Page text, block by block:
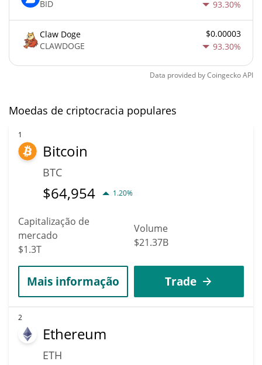
BID 93.30%
Claw Doge
CLAWDOGE
$0.00003
93.30%
Data provided byCoingeckoAPI
Moedas de criptocracia populares
1
Bitcoin
BTC
$64,954 1.20%
Capitalização de
mercado
$1.3T
Volume
$21.37B
Mais informação Trade
2
Ethereum
ETH